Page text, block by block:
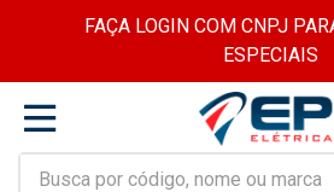
FAÇA LOGIN COM CNPJ
ESPECIAIS